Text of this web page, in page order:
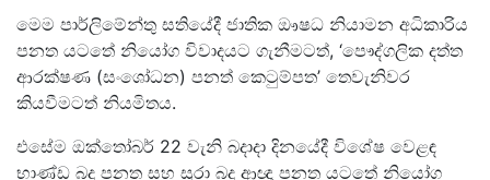
මෙම පාර්ලිමේන්තු සතියේදී ජාතික ඖෂධ නියාමන අධිකාරිය
පනත යටතේ නියෝග විවාදයට ගැනීමටත්, ‘පෞද්ගලික දත්ත
ආරක්ෂණ (සංශෝධන) පනත් කෙටුම්පත’ තෙවැනිවර
කියවීමටත් නියමිතය.
එසේම ඔක්තෝබර් 22 වැනි බදාදා දිනයේදී විශේෂ වෙළඳ
භාණ්ඩ බදු පනත සහ සුරා බදු ආඥා පනත යටතේ නියෝග